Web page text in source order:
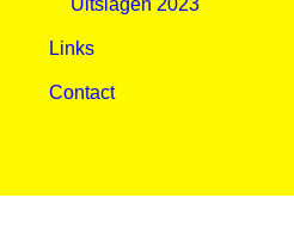
Uitslagen 2023
Links
Contact